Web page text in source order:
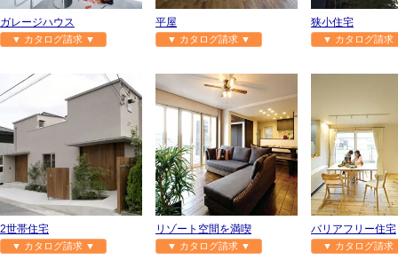
ガレージハウス
▼ カタログ請求 ▼
平屋
▼ カタログ請求 ▼
狭小住宅
▼ カタログ請
2世帯住宅
▼ カタログ請求 ▼
リゾート空間を満喫
▼ カタログ請求 ▼
バリアフリー住宅
▼ カタログ請